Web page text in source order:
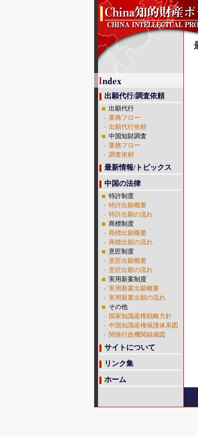
出願代行/調査依頼
出願代行
業務フロー
出願代行依頼
中国知財調査
業務フロー
調査依頼
最新情報/トピックス
中国の法律
特許制度
特許出願概要
特許出願の流れ
商標制度
商標出願概要
商標出願の流れ
意匠制度
意匠出願概要
意匠出願の流れ
実用新案制度
実用新案出願概要
実用新案出願の流れ
その他
国家知識産権戦略方針
中国知識産権保護体系図
関係行政機関組織図
サイトについて
リンク集
ホーム